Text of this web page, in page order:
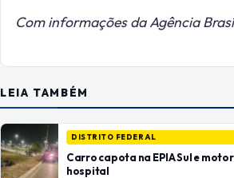
Com informações da Agência
LEIA TAMBÉM
DISTRITO FEDERAL
Carro capota na EPIA Sul e
hospital